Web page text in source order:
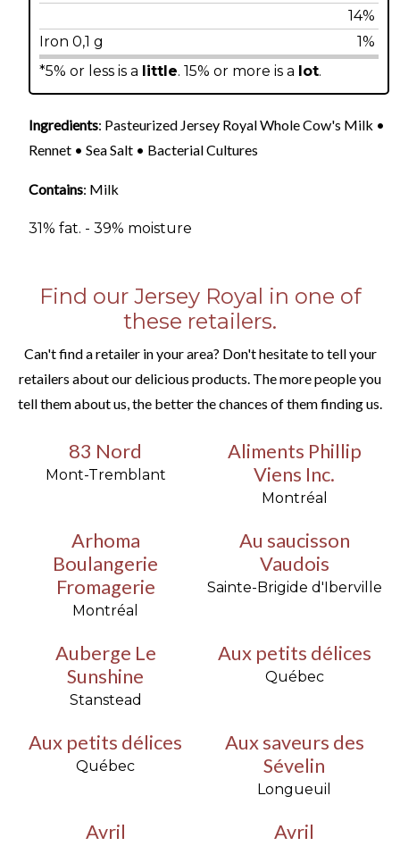
14%
Iron 0,1 g
1%
*5% or less is a little. 15% or more is a lot.
Ingredients: Pasteurized Jersey Royal Whole Cow's Milk •
Rennet • Sea Salt • Bacterial Cultures
Contains: Milk
31% fat. - 39% moisture
Find our Jersey Royal in one of
these retailers.
Can't find a retailer in your area? Don't hesitate to tell your
retailers about our delicious products. The more people you
tell them about us, the better the chances of them finding us.
83 Nord
Mont-Tremblant
Aliments Phillip
Viens Inc.
Montréal
Arhoma
Boulangerie
Fromagerie
Montréal
Au saucisson
Vaudois
Sainte-Brigide d'Iberville
Auberge Le
Sunshine
Stanstead
Aux petits délices
Québec
Aux petits délices
Québec
Aux saveurs des
Sévelin
Longueuil
Avril Avril